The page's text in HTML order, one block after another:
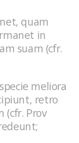
quam
in
suam (cfr.
meliora
retro
(cfr. Prov